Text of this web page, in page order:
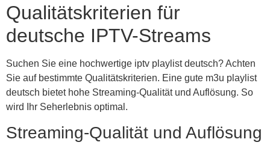
Qualitätskriterien für
deutsche IPTV-Streams
Suchen Sie eine hochwertige iptv playlist deutsch? Achten
Sie auf bestimmte Qualitätskriterien. Eine gute m3u playlist
deutsch bietet hohe Streaming-Qualität und Auflösung. So
wird Ihr Seherlebnis optimal.
Streaming-Qualität und Auflösung